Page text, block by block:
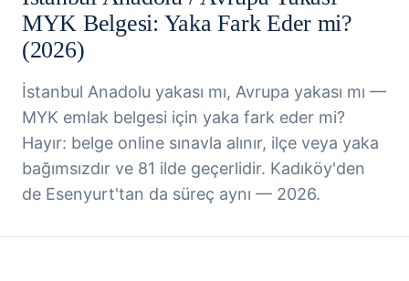
MYK Belgesi: Yaka Fark Eder mi?
(2026)
İstanbul Anadolu yakası mı, Avrupa yakası mı —
MYK emlak belgesi için yaka fark eder mi?
Hayır: belge online sınavla alınır, ilçe veya yaka
bağımsızdır ve 81 ilde geçerlidir. Kadıköy'den
de Esenyurt'tan da süreç aynı — 2026.